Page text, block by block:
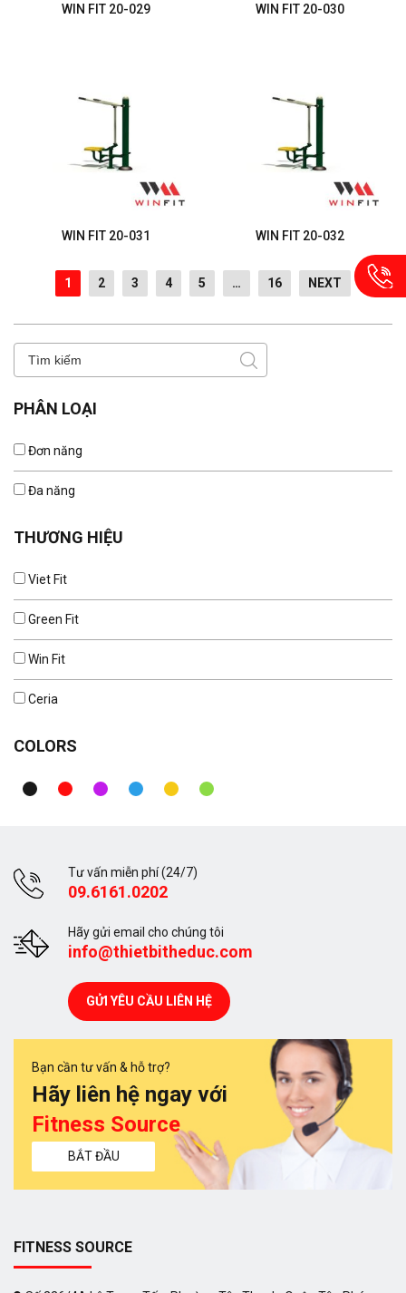
WIN FIT 20-029 WIN FIT 20-030
WIN FIT 20-031 WIN FIT 20-032
1 2 3 4 5 … 16 NEXT
PHÂN LOẠI
Đơn năng
Đa năng
THƯƠNG HIỆU
Viet Fit
Green Fit
Win Fit
Ceria
COLORS
Tư vấn miễn phí (24/7)
09.6161.0202
Hãy gửi email cho chúng tôi
info@thietbitheduc.com
GỬI YÊU CẦU LIÊN HỆ
Bạn cần tư vấn & hỗ trợ?
Hãy liên hệ ngay với
Fitness Source
BẮT ĐẦU
FITNESS SOURCE